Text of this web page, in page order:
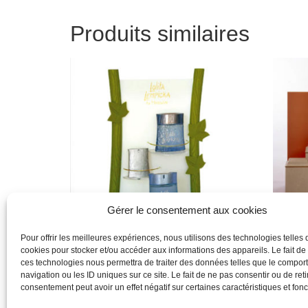
Gérer le consentement aux cookies
Pour offrir les meilleures expériences, nous utilisons des technologies telles
cookies pour stocker et/ou accéder aux informations des appareils. Le fait
ces technologies nous permettra de traiter des données telles que le
navigation ou les ID uniques sur ce site. Le fait de ne pas consentir ou de
consentement peut avoir un effet négatif sur certaines caractéristiques et
Produits similaires
lolita lempcika
Lire la suite
Dior
Lire la